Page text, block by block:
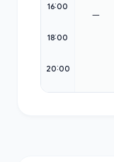
16:00
18:00
20:00
—